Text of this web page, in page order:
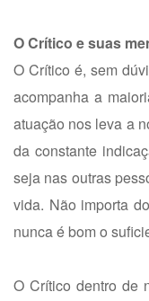
O Crítico e suas
O Crítico é, sem
acompanha a
atuação nos leva a
da constante
seja nas outras
vida. Não importa
nunca é bom o
O Crítico dentro de